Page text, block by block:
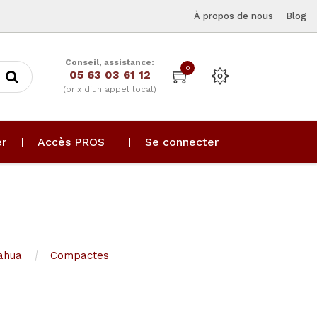
À propos de nous Blog
Conseil, assistance:
05 63 03 61 12
(prix d'un appel local)
0
Accès PROS Se connecter
Compactes